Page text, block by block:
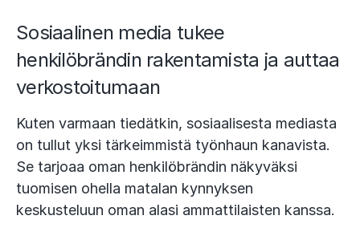
Sosiaalinen media tukee
henkilöbrändin rakentamista ja auttaa
verkostoitumaan
Kuten varmaan tiedätkin, sosiaalisesta mediasta
on tullut yksi tärkeimmistä työnhaun kanavista.
Se tarjoaa oman henkilöbrändin näkyväksi
tuomisen ohella matalan kynnyksen
keskusteluun oman alasi ammattilaisten kanssa.